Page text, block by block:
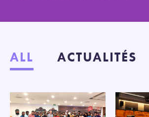
ALL ACTUALITÉS